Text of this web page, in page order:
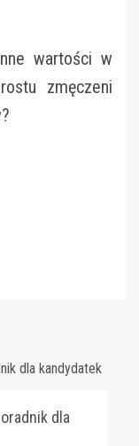
wartości w
zmęczeni
dla